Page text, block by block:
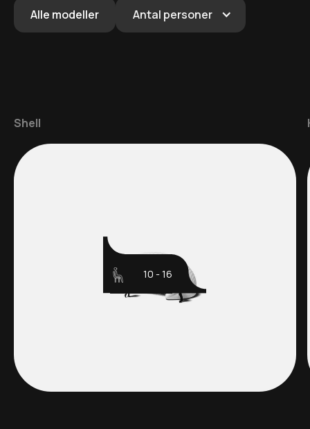
Alle modeller Antal personer
Shell
10 - 16